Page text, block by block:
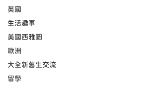
英國
生活趣事
美國西雅圖
歐洲
大全新舊生交流
留學